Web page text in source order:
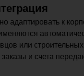
адаптировать к
или
и счета